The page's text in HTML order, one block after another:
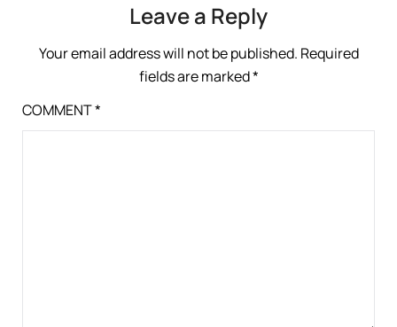
Leave a Reply
Your email address will not be published. Required
fields are marked*
COMMENT*